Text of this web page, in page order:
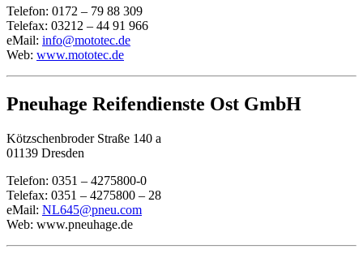
Telefon: 0172 – 79 88 309
Telefax: 03212 – 44 91 966
eMail: info@mototec.de
Web: www.mototec.de
Pneuhage Reifendienste Ost GmbH
Kötzschenbroder Straße 140 a
01139 Dresden
Telefon: 0351 – 4275800-0
Telefax: 0351 – 4275800 – 28
eMail: NL645@pneu.com
Web: www.pneuhage.de